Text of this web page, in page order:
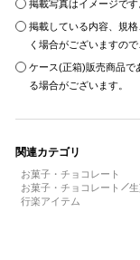
掲載写真はイメージです
掲載している内容、規
く場合がございますので
ケース(正箱)販売商品で
る場合がございます。
関連カテゴリ
お菓子・チョコレート
お菓子・チョコレート
行楽アイテム